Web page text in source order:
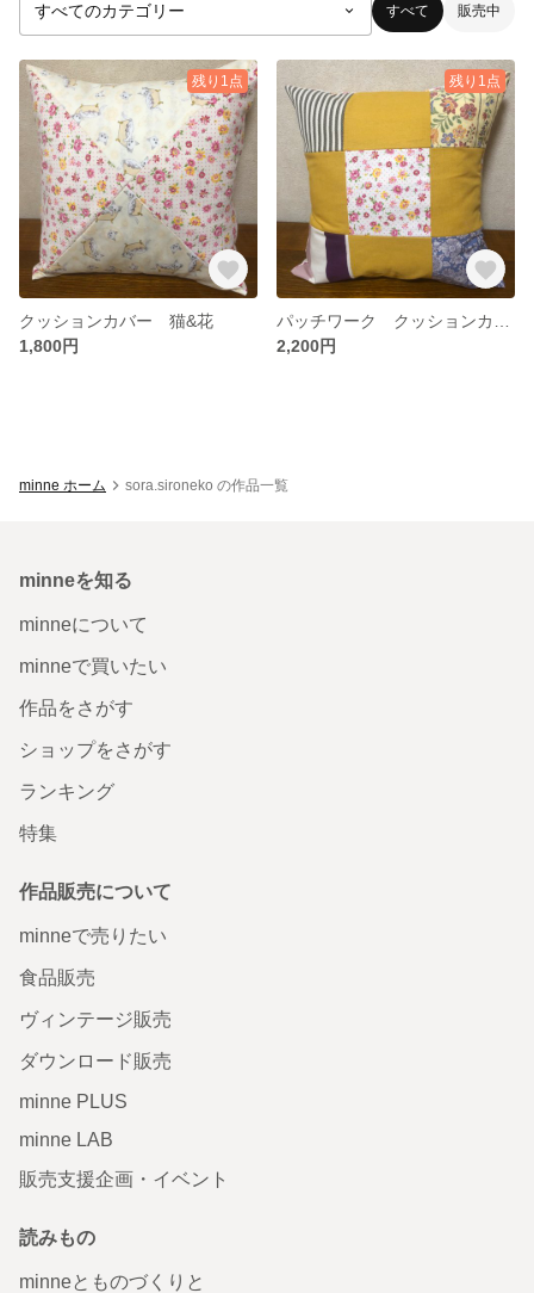
すべて 販売中
残り1点
クッションカバー 猫&花
1,800円
残り1点
2,200円
minne ホーム sora.sironeko の作品一覧
minneを知る
minneについて
minneで買いたい
作品をさがす
ショップをさがす
ランキング
特集
作品販売について
minneで売りたい
食品販売
ヴィンテージ販売
ダウンロード販売
minne PLUS
minne LAB
販売支援企画・イベント
読みもの
minneとものづくりと